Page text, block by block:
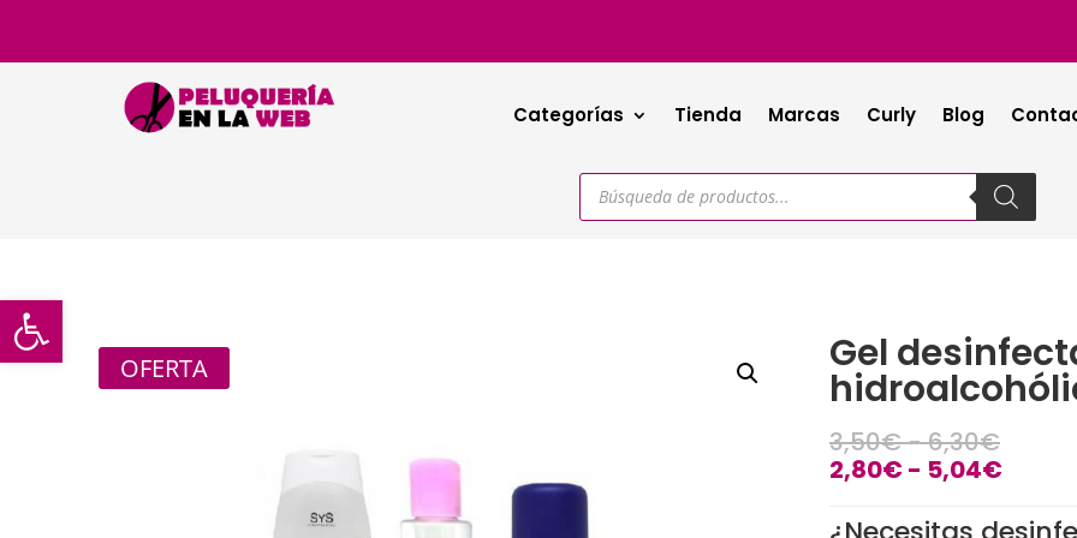
Abrir barra de herramientas
Categorías Tienda Marcas Curly Blog
Búsqueda
productos
OFERTA Gel
3,50€-6,30€Rango
de
desde
2,80€- 5,04€Rango